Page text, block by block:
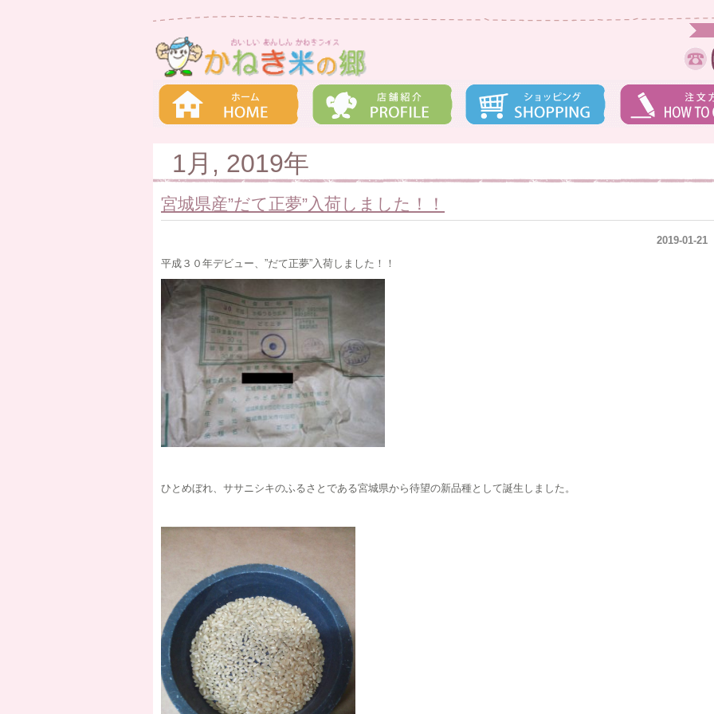
1月, 2019年
宮城県産”だて正夢”入荷しました！！
2019-01-21
平成３０年デビュー、”だて正夢”入荷しました！！
ひとめぼれ、ササニシキのふるさとである宮城県から待望の新品種として誕生しました。